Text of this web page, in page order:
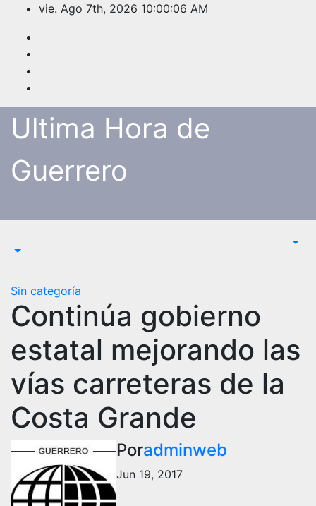
Saltar
contenido
vie. Ago 7th, 2026 10:00:06 AM
Ultima Hora de
Guerrero
Sin categoría
Continúa gobierno
estatal mejorando las
vías carreteras de la
Costa Grande
Poradminweb
Jun 19, 2017